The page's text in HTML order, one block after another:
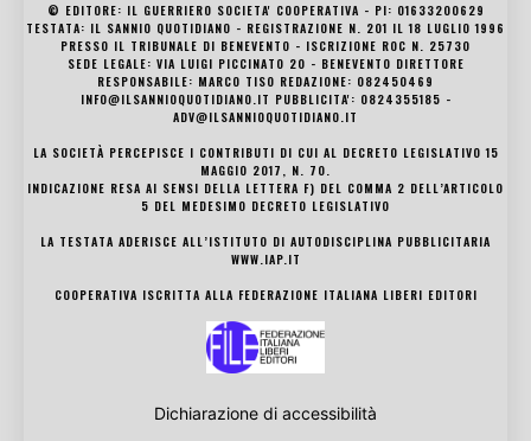
© EDITORE: IL GUERRIERO SOCIETA' COOPERATIVA - PI: 01633200629
TESTATA: IL SANNIO QUOTIDIANO - REGISTRAZIONE N. 201 IL 18 LUGLIO 1996
PRESSO IL TRIBUNALE DI BENEVENTO - ISCRIZIONE ROC N. 25730
SEDE LEGALE: VIA LUIGI PICCINATO 20 - BENEVENTO DIRETTORE
RESPONSABILE: MARCO TISO REDAZIONE: 082450469
INFO@ILSANNIOQUOTIDIANO.IT PUBBLICITA': 0824355185 -
ADV@ILSANNIOQUOTIDIANO.IT
LA SOCIETÀ PERCEPISCE I CONTRIBUTI DI CUI AL DECRETO LEGISLATIVO 15
MAGGIO 2017, N. 70.
INDICAZIONE RESA AI SENSI DELLA LETTERA F) DEL COMMA 2 DELL’ARTICOLO
5 DEL MEDESIMO DECRETO LEGISLATIVO
LA TESTATA ADERISCE ALL’ISTITUTO DI AUTODISCIPLINA PUBBLICITARIA
WWW.IAP.IT
COOPERATIVA ISCRITTA ALLA FEDERAZIONE ITALIANA LIBERI EDITORI
Dichiarazione di accessibilità